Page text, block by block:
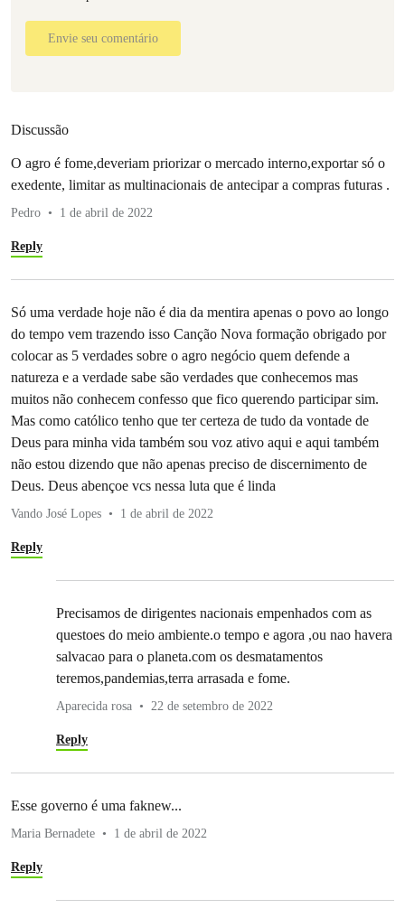
Envie seu comentário
Discussão
O agro é fome,deveriam priorizar o mercado interno,exportar só o
exedente, limitar as multinacionais de antecipar a compras futuras .
Pedro 1 de abril de 2022
Reply
Só uma verdade hoje não é dia da mentira apenas o povo ao longo
do tempo vem trazendo isso Canção Nova formação obrigado por
colocar as 5 verdades sobre o agro negócio quem defende a
natureza e a verdade sabe são verdades que conhecemos mas
muitos não conhecem confesso que fico querendo participar sim.
Mas como católico tenho que ter certeza de tudo da vontade de
Deus para minha vida também sou voz ativo aqui e aqui também
não estou dizendo que não apenas preciso de discernimento de
Deus. Deus abençoe vcs nessa luta que é linda
Vando José Lopes 1 de abril de 2022
Reply
Precisamos de dirigentes nacionais empenhados com as
questoes do meio ambiente.o tempo e agora ,ou nao havera
salvacao para o planeta.com os desmatamentos
teremos,pandemias,terra arrasada e fome.
Aparecida rosa 22 de setembro de 2022
Reply
Esse governo é uma faknew...
Maria Bernadete 1 de abril de 2022
Reply